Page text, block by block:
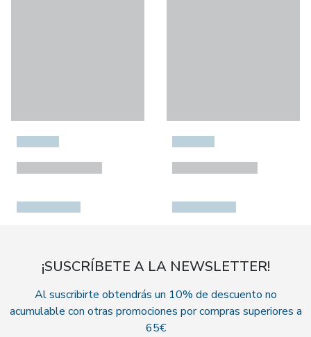
¡SUSCRÍBETE A LA NEWSLETTER!
Al suscribirte obtendrás un 10% de descuento no
acumulable con otras promociones por compras superiores a
65€